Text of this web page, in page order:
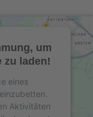
um
zu laden!
eines
Aktivitäten